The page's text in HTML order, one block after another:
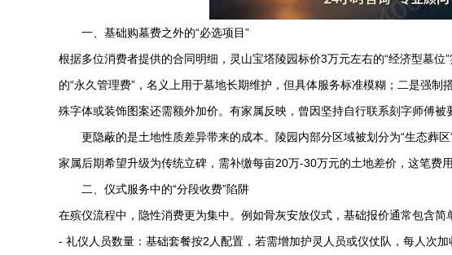
一、基础购墓费之外的“必选项目”
根据多位消费者提供的合同明细， 灵山宝塔陵园标价3万元左右的“经济型墓
的“永久管理费”，名义上用于墓地长期维护，但具体服务标准模糊；二是强
殊字体或装饰图案还需额外加价。有家属反映，曾因坚持自行联系刻字师傅被
更隐蔽的是土地性质差异带来的成本。陵园内部分区域被划分为“生态葬
家属后期希望升级为传统立碑，需补缴每亩20万-30万元的土地差价，这笔费
二、仪式服务中的“分段收费”陷阱
在殡仪流程中，隐性消费更为集中。例如骨灰安放仪式，基础报价通常包含简
- 礼仪人员数量：基础套餐按2人配置，若需增加护灵人员或仪仗队，每人次加